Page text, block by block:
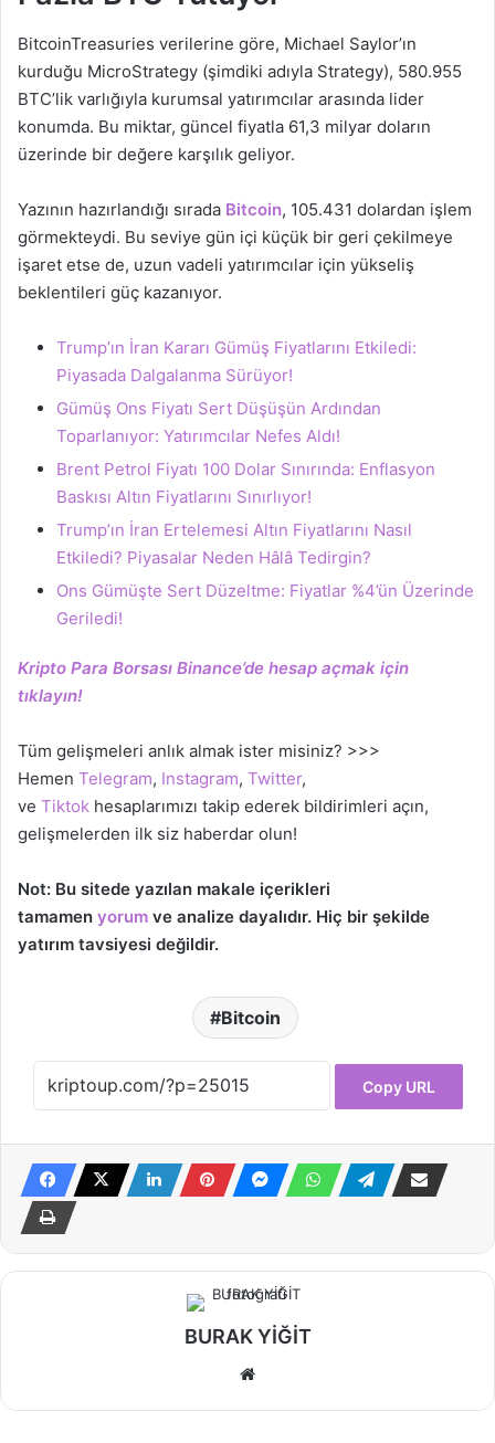
BitcoinTreasuries verilerine göre, Michael Saylor’ın
kurduğu MicroStrategy (şimdiki adıyla Strategy), 580.955
BTC’lik varlığıyla kurumsal yatırımcılar arasında lider
konumda. Bu miktar, güncel fiyatla 61,3 milyar doların
üzerinde bir değere karşılık geliyor.
Yazının hazırlandığı sırada Bitcoin, 105.431 dolardan işlem
görmekteydi. Bu seviye gün içi küçük bir geri çekilmeye
işaret etse de, uzun vadeli yatırımcılar için yükseliş
beklentileri güç kazanıyor.
Trump’ın İran Kararı Gümüş Fiyatlarını Etkiledi:
Piyasada Dalgalanma Sürüyor!
Gümüş Ons Fiyatı Sert Düşüşün Ardından
Toparlanıyor: Yatırımcılar Nefes Aldı!
Brent Petrol Fiyatı 100 Dolar Sınırında: Enflasyon
Baskısı Altın Fiyatlarını Sınırlıyor!
Trump’ın İran Ertelemesi Altın Fiyatlarını Nasıl
Etkiledi? Piyasalar Neden Hâlâ Tedirgin?
Ons Gümüşte Sert Düzeltme: Fiyatlar %4’ün Üzerinde
Geriledi!
Kripto Para Borsası Binance’de hesap açmak için
tıklayın!
Tüm gelişmeleri anlık almak ister misiniz? >>>
Hemen Telegram, Instagram, Twitter,
ve Tiktok hesaplarımızı takip ederek bildirimleri açın,
gelişmelerden ilk siz haberdar olun!
Not: Bu sitede yazılan makale içerikleri
tamamen yorum ve analize dayalıdır. Hiç bir şekilde
yatırım tavsiyesi değildir.
Bitcoin
Copy URL
BURAK YİĞİT